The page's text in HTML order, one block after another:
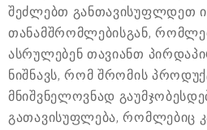
შეძლებთ განთავისუფლდეთ
თანამშრომლებისგან,
ასრულებენ თავიანთ
ნიშნავს, რომ შრომის
მნიშვნელოვნად
გათავისუფლება, რომლებიც